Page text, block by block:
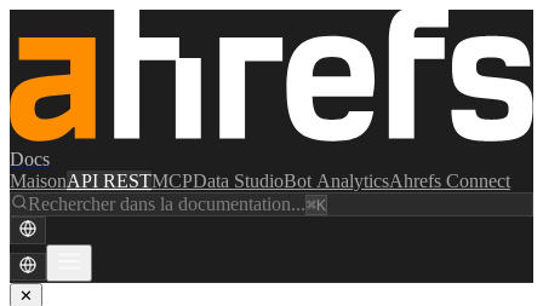
Docs
MaisonAPI RESTMCPData StudioBot AnalyticsAhrefs Connect
Rechercher dans la documentation...⌘K
✕